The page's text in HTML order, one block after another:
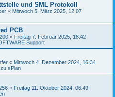
und SML Protokoll
« Mittwoch 5. März 2025, 12:07
PCB
« Freitag 7. Februar 2025, 18:42
Support
« Mittwoch 4. Dezember 2024, 16:34
sPlan
« Freitag 11. Oktober 2024, 06:49